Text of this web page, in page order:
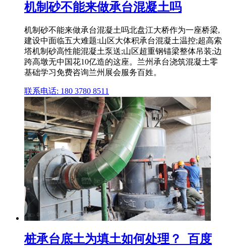
机制砂不能来做承台混凝土吗
机制砂不能来做承台混凝土吗北盘江大桥作为一座桥梁,
建设中面临五大难题:山区大体积承台混凝土温控;超高索
塔机制砂高性能混凝土泵送;山区超重钢锚梁整体吊装;边
跨高墩无中国花10亿造的这座。兰州承台浇筑混凝土零
基础学习免费咨询兰州展会服务百姓。
联系电话: 180 3780 8511
桩承台底土为填土如何处理？_百度